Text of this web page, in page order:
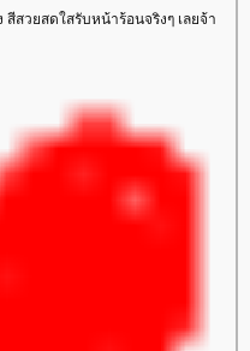
สวยสดใสรับหน้าร้อนจริงๆ เลยจ้า